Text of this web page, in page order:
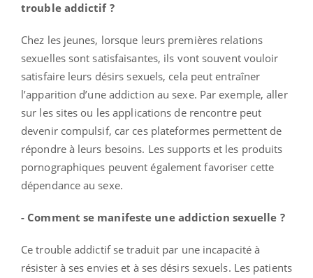
trouble addictif ?
Chez les jeunes, lorsque leurs premières relations
sexuelles sont satisfaisantes, ils vont souvent vouloir
satisfaire leurs désirs sexuels, cela peut entraîner
l’apparition d’une addiction au sexe. Par exemple, aller
sur les sites ou les applications de rencontre peut
devenir compulsif, car ces plateformes permettent de
répondre à leurs besoins. Les supports et les produits
pornographiques peuvent également favoriser cette
dépendance au sexe.
- Comment se manifeste une addiction sexuelle ?
Ce trouble addictif se traduit par une incapacité à
résister à ses envies et à ses désirs sexuels. Les patients